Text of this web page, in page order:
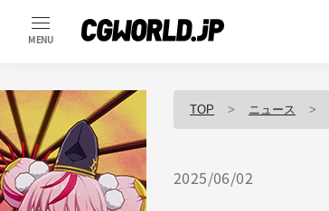
MENU
TOP ニュース
2025/06/02